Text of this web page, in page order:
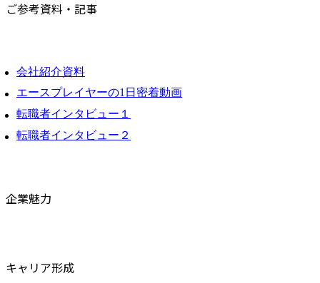
ご参考資料・記事
会社紹介資料
エースプレイヤーの1日密着動画
転職者インタビュー１
転職者インタビュー２
企業魅力
キャリア形成